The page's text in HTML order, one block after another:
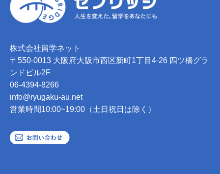
株式会社留学ネット
〒550-0013 大阪府大阪市西区新町1丁目4-26 四ツ橋グラ
ンドビル2F
06-4394-8266
info@ryugaku-au.net
営業時間10:00~19:00（土日祝日は除く）